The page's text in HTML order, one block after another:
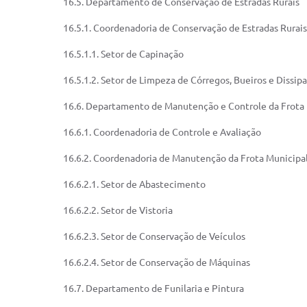
16.5.1. Coordenadoria de Conservação de Estradas Rurais
16.5.1.1. Setor de Capinação
16.5.1.2. Setor de Limpeza de Córregos, Bueiros e
16.6. Departamento de Manutenção e Controle da Frota
16.6.1. Coordenadoria de Controle e Avaliação
16.6.2. Coordenadoria de Manutenção da Frota Municipal
16.6.2.1. Setor de Abastecimento
16.6.2.2. Setor de Vistoria
16.6.2.3. Setor de Conservação de Veículos
16.6.2.4. Setor de Conservação de Máquinas
16.7. Departamento de Funilaria e Pintura